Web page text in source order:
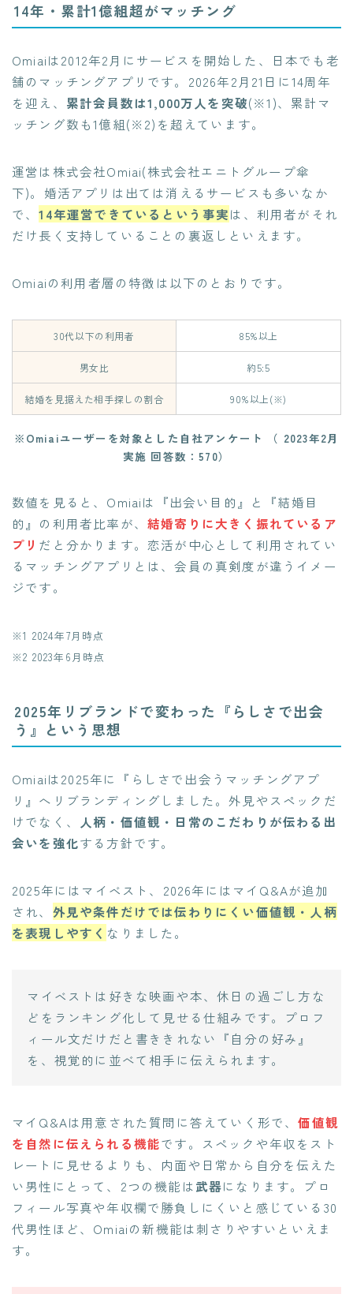
14年・累計1億組超がマッチング
Omiaiは2012年2月にサービスを開始した、日本でも老
舗のマッチングアプリです。2026年2月21日に14周年
を迎え、 累計会員数は1,000万人を突破(※1)、累計マ
ッチング数も1億組(※2)を超えています。
運営は株式会社Omiai(株式会社エニトグループ傘
下)。婚活アプリは出ては消えるサービスも多いなか
で、14年運営できているという事実は、利用者がそれ
だけ長く支持していることの裏返しといえます。
Omiaiの利用者層の特徴は以下のとおりです。
30代以下の利用者 85%以上
男女比 約5:5
結婚を見据えた相手探しの割合 90%以上(※)
※Omiaiユーザーを対象とした自社アンケート （ 2023年2月
実施 回答数：570）
数値を見ると、Omiaiは『出会い目的』と『結婚目
的』の利用者比率が、 結婚寄りに大きく振れているア
プリ だと分かります。恋活が中心として利用されてい
るマッチングアプリとは、会員の真剣度が違うイメー
ジです。
※1 2024年7月時点
※2 2023年6月時点
2025年リブランドで変わった『らしさで出会
う』という思想
Omiaiは2025年に『らしさで出会うマッチングアプ
リ』へリブランディングしました。外見やスペックだ
けでなく、
人柄・価値観・日常のこだわりが伝わる出
会いを強化する方針です。
2025年にはマイベスト、2026年にはマイQ&Aが追加
され、 外見や条件だけでは伝わりにくい価値観・人柄
を表現しやすく なりました。
マイベストは好きな映画や本、休日の過ごし方な
どをランキング化して見せる仕組みです。プロフ
ィール文だけだと書ききれない『自分の好み』
を、視覚的に並べて相手に伝えられます。
マイQ&Aは用意された質問に答えていく形で、価値観
を自然に伝えられる機能です。スペックや年収をスト
レートに見せるよりも、内面や日常から自分を伝えた
い男性にとって、2つの機能は武器になります。プロ
フィール写真や年収欄で勝負しにくいと感じている30
代男性ほど、Omiaiの新機能は刺さりやすいといえま
す。